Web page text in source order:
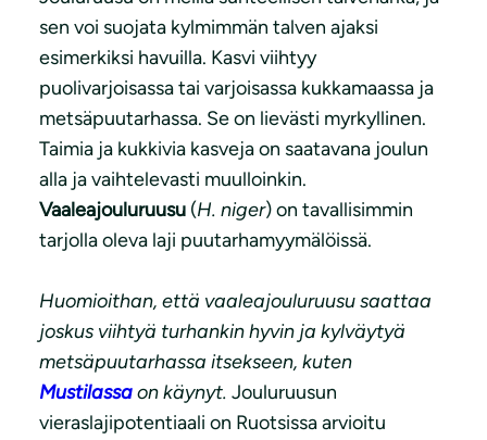
sen voi suojata kylmimmän talven ajaksi
esimerkiksi havuilla. Kasvi viihtyy
puolivarjoisassa tai varjoisassa kukkamaassa ja
metsäpuutarhassa. Se on lievästi myrkyllinen.
Taimia ja kukkivia kasveja on saatavana joulun
alla ja vaihtelevasti muulloinkin.
Vaaleajouluruusu (H. niger) on tavallisimmin
tarjolla oleva laji puutarhamyymälöissä.
Huomioithan, että vaaleajouluruusu saattaa
joskus viihtyä turhankin hyvin ja kylväytyä
metsäpuutarhassa itsekseen, kuten
Mustilassaon käynyt. Jouluruusun
vieraslajipotentiaali on Ruotsissa arvioitu